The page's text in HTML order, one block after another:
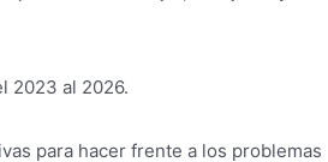
2023 al 2026.
para hacer frente a los problemas